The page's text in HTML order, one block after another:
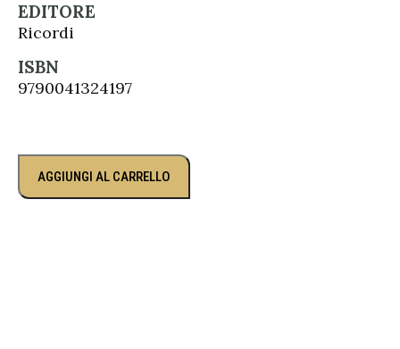
EDITORE
Ricordi
ISBN
9790041324197
AGGIUNGI AL CARRELLO